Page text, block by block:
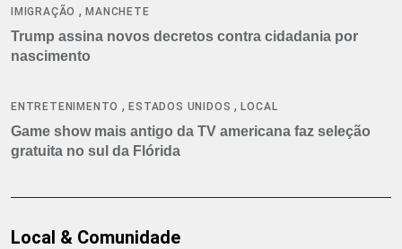
IMIGRAÇÃO ,MANCHETE
Trump assina novos decretos contra cidadania por
nascimento
ENTRETENIMENTO ,ESTADOS UNIDOS ,LOCAL
Game show mais antigo da TV americana faz seleção
gratuita no sul da Flórida
Local & Comunidade